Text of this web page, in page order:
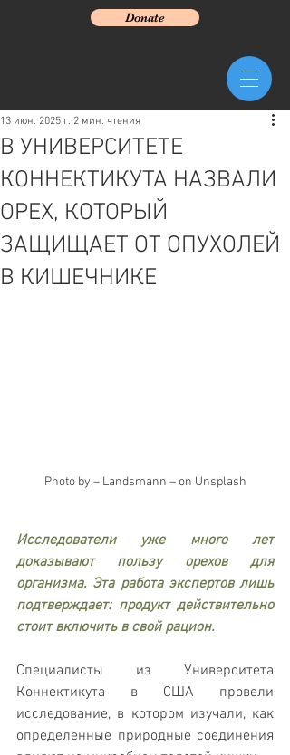
Donate
В УНИВЕРСИТЕТЕ
КОННЕКТИКУТА НАЗВАЛИ
ОРЕХ, КОТОРЫЙ
ЗАЩИЩАЕТ ОТ ОПУХОЛЕЙ
В КИШЕЧНИКЕ
13 июн. 2025 г. 2 мин. чтения
Photo by – Landsmann – on Unsplash
Исследователи уже много лет
доказывают пользу орехов для
организма. Эта работа экспертов лишь
подтверждает: продукт действительно
стоит включить в свой рацион.
Специалисты из Университета
Коннектикута в США провели
исследование, в котором изучали, как
определенные природные соединения